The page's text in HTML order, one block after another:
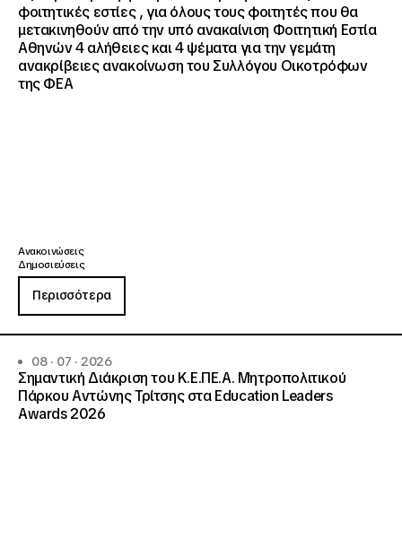
φοιτητικές εστίες , για όλους τους φοιτητές που θα
μετακινηθούν από την υπό ανακαίνιση Φοιτητική Εστία
Αθηνών 4 αλήθειες και 4 ψέματα για την γεμάτη
ανακρίβειες ανακοίνωση του Συλλόγου Οικοτρόφων
της ΦΕΑ
Ανακοινώσεις
Δημοσιεύσεις
Περισσότερα
08 · 07 · 2026
Σημαντική Διάκριση του Κ.Ε.ΠΕ.Α. Μητροπολιτικού
Πάρκου Αντώνης Τρίτσης στα Education Leaders
Awards 2026